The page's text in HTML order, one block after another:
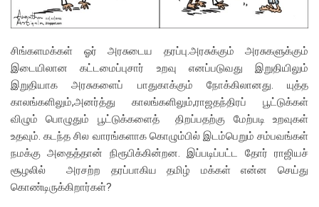
சிங்களமக்கள் ஓர் அரசுடைய தரப்பு.அரசுக்கும் அரசுகளுக்கும்
இடையிலான கட்டமைப்புசார் உறவு எனப்படுவது இறுதியிலும்
இறுதியாக அரசுகளைப் பாதுகாக்கும் நோக்கிலானது. யுத்த
காலங்களிலும்,அனர்த்து காலங்களிலும்,ராஜதந்திரப் பூட்டுக்கள்
விழும் பொழுதும் பூட்டுக்களைத் திறப்பதற்கு மேற்படி உறவுகள்
உதவும். கடந்த சில வாரங்களாக கொழும்பில் இடம்பெறும் சம்பவங்கள்
நமக்கு அதைத்தான் நிரூபிக்கின்றன. இப்படிப்பட்ட தோர் ராஜியச்
சூழலில் அரசற்ற தரப்பாகிய தமிழ் மக்கள் என்ன செய்து
கொண்டிருக்கிறார்கள்?